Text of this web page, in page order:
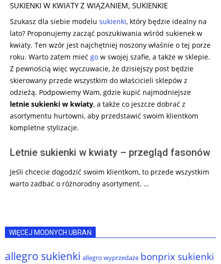
SUKIENKI W KWIATY Z WIĄZANIEM, SUKIENKIE
Szukasz dla siebie modelu sukienki, który będzie idealny na
lato? Proponujemy zacząć poszukiwania wśród sukienek w
kwiaty. Ten wzór jest najchętniej noszony właśnie o tej porze
roku. Warto zatem mieć go w swojej szafie, a także w sklepie.
Z pewnością więc wyczuwacie, że dzisiejszy post będzie
skierowany przede wszystkim do właścicieli sklepów z
odzieżą. Podpowiemy Wam, gdzie kupić najmodniejsze
letnie sukienki w kwiaty, a także co jeszcze dobrać z
asortymentu hurtowni, aby przedstawić swoim klientkom
kompletne stylizacje.
Letnie sukienki w kwiaty – przegląd fasonów
Jeśli chcecie dogodzić swoim klientkom, to przede wszystkim
warto zadbać o różnorodny asortyment. …
WIĘCEJ MODNYCH UBRAŃ
allegro sukienki allegro wyprzedaże bonprix sukienki